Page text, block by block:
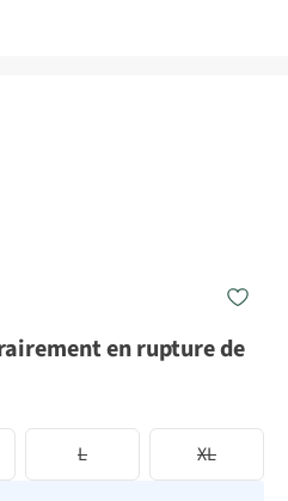
en rupture de
L XL